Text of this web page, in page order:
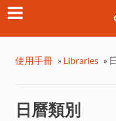
使用手冊 » Libraries »
日曆類別